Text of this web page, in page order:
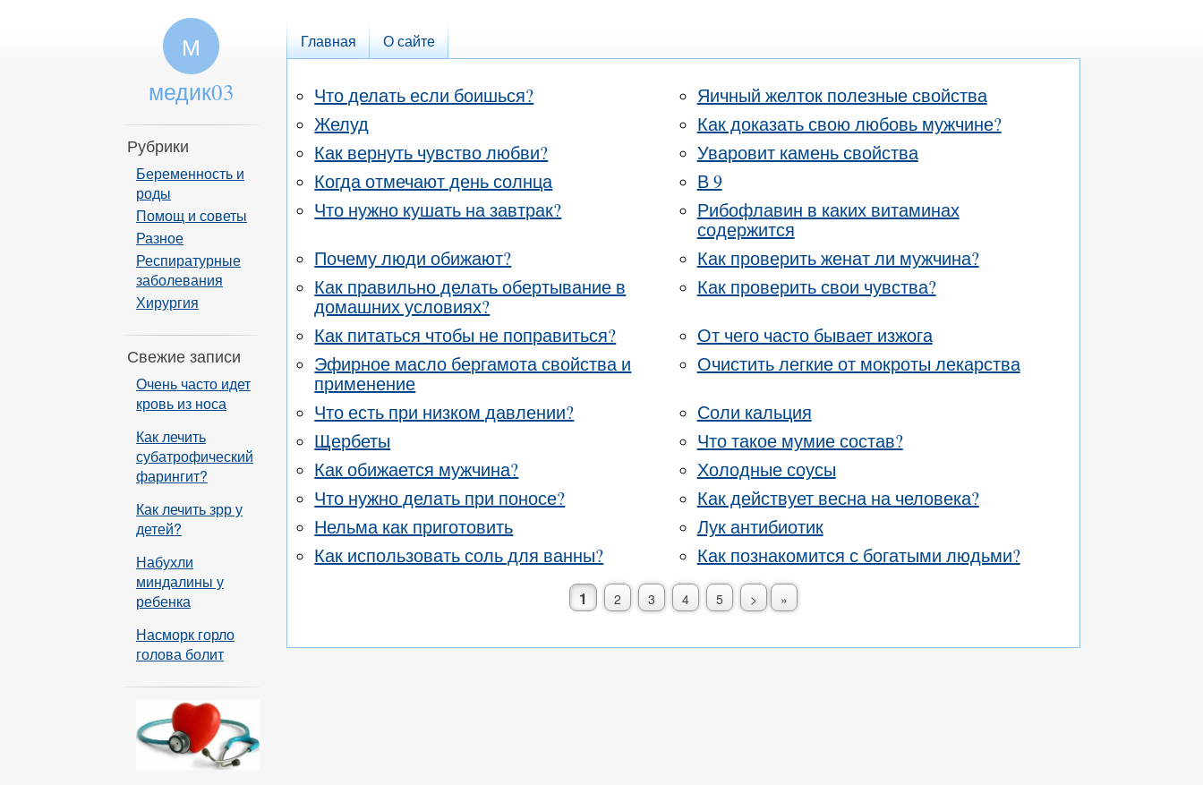
Главная О сайте
Что делать если боишься?
Яичный желток полезные свойства
Желуд
Как доказать свою любовь мужчине?
Как вернуть чувство любви?
Уваровит камень свойства
Когда отмечают день солнца
В 9
Что нужно кушать на завтрак?
Рибофлавин в каких витаминах
содержится
Почему люди обижают?
Как проверить женат ли мужчина?
Как правильно делать обертывание в
домашних условиях?
Как проверить свои чувства?
Как питаться чтобы не поправиться?
От чего часто бывает изжога
Эфирное масло бергамота свойства и
применение
Очистить легкие от мокроты лекарства
Что есть при низком давлении?
Соли кальция
Щербеты
Что такое мумие состав?
Как обижается мужчина?
Холодные соусы
Что нужно делать при поносе?
Как действует весна на человека?
Нельма как приготовить
Лук антибиотик
Как использовать соль для ванны?
Как познакомится с богатыми людьми?
1 2 3 4 5 > »
М
медик03
Рубрики
Беременность и
роды
Помощ и советы
Разное
Респиратурные
заболевания
Хирургия
Свежие записи
Очень часто идет
кровь из носа
Как лечить
субатрофический
фарингит?
Как лечить зрр у
детей?
Набухли
миндалины у
ребенка
Насморк горло
голова болит